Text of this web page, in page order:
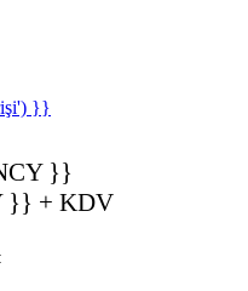
}}
}}
}} + KDV